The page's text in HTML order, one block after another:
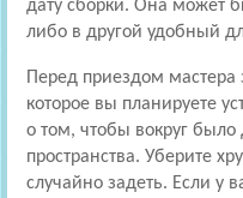
дату сборки. Она может
либо в другой удобный
Перед приездом мастера
которое вы планируете
о том, чтобы вокруг было
пространства. Уберите
случайно задеть. Если у